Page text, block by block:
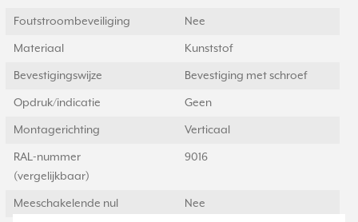
Foutstroombeveiliging Nee
Materiaal Kunststof
Bevestigingswijze Bevestiging met schroef
Opdruk/indicatie Geen
Montagerichting Verticaal
RAL-nummer
(vergelijkbaar)
9016
Meeschakelende nul Nee